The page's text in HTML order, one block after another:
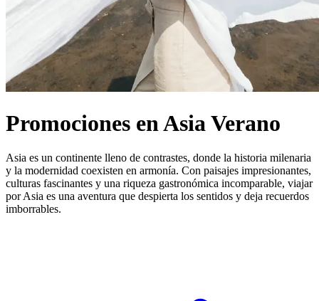
Promociones en Asia Verano
Asia es un continente lleno de contrastes, donde la historia milenaria
y la modernidad coexisten en armonía. Con paisajes impresionantes,
culturas fascinantes y una riqueza gastronómica incomparable, viajar
por Asia es una aventura que despierta los sentidos y deja recuerdos
imborrables.